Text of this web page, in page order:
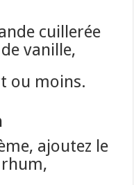
cuillerée
vanille,
ou moins.
ajoutez le
rhum,